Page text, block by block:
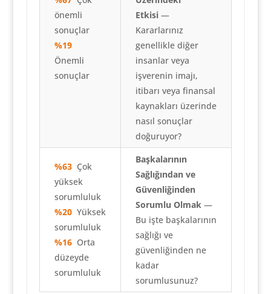
önemli
sonuçlar
%19
Önemli
sonuçlar
Etkisi—
Kararlarınız
genellikle diğer
insanlar veya
işverenin imajı,
itibarı veya finansal
kaynakları üzerinde
nasıl sonuçlar
doğuruyor?
%63 Çok
yüksek
sorumluluk
%20 Yüksek
sorumluluk
%16 Orta
düzeyde
sorumluluk
Başkalarının
Sağlığından ve
Güvenliğinden
Sorumlu Olmak—
Bu işte başkalarının
sağlığı ve
güvenliğinden ne
kadar
sorumlusunuz?